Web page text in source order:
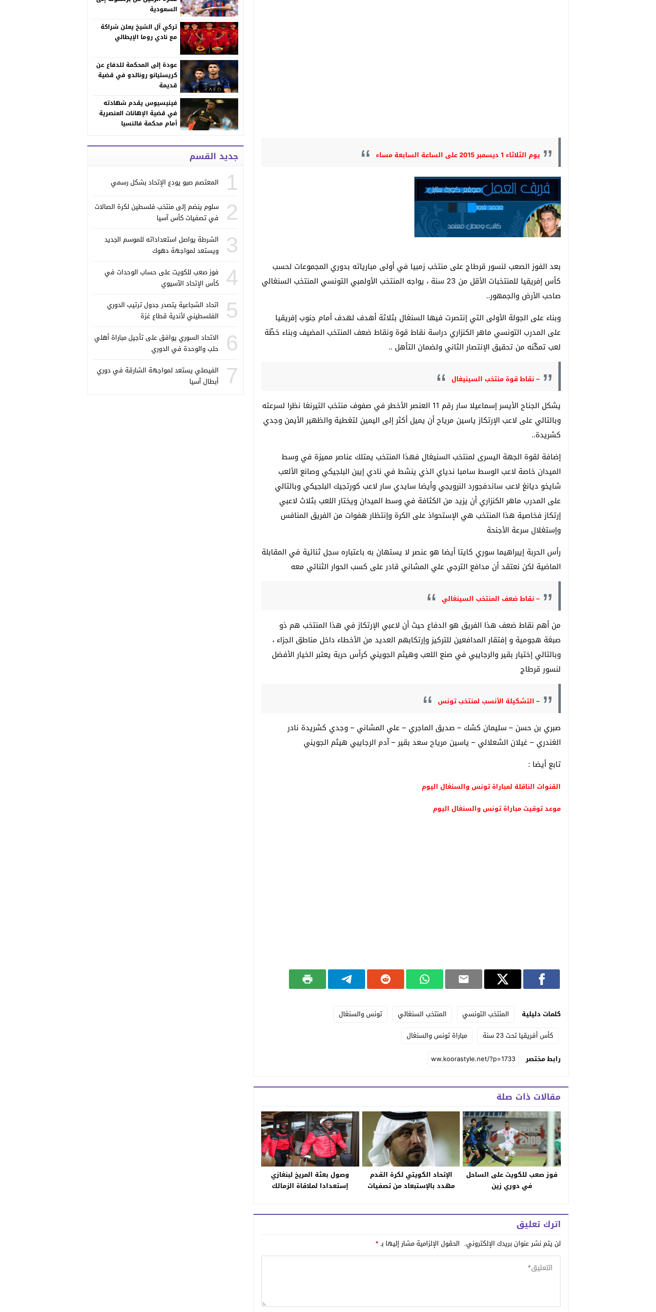
يوم الثلاثاء 1 ديسمبر 2015 على الساعة السابعة مساء
بعد الفوز الصعب لنسور قرطاج على منتخب زمبيا في أولى مبارياته بدوري المجموعات لحسب
كأس إفريقيا للمنتخبات الأقل من 23 سنة ، يواجه المنتخب الأولمبي التونسي المنتخب السنغالي
صاحب الأرض والجمهور..
وبناء على الجولة الأولى التي إنتصرت فيها السنغال بثلاثة أهدف لهدف أمام جنوب إفريقيا
على المدرب التونسي ماهر الكنزاري دراسة نقاط قوة ونقاط ضعف المنتخب المضيف وبناء خطّة
لعب تمكّنه من تحقيق الإنتصار الثاني ولضمان التأهل ..
– نقاط قوة منتخب السينيغال
يشكل الجناح الأيسر إسماعيلا سار رقم 11 العنصر الأخطر في صفوف منتخب التيرنغا نظرا لسرعته
وبالتالي على لاعب الإرتكاز ياسين مرياح أن يميل أكثر إلى اليمين لتغطية والظهير الأيمن وجدي
كشريدة..
إضافة لقوة الجهة اليسرى لمنتخب السنيغال فهذا المنتخب يمتلك عناصر مميزة في وسط
الميدان خاصة لاعب الوسط سامبا ندياي الذي ينشط في نادي إيبن البلجيكي وصانع الألعب
شايخو ديانغ لاعب ساندفجورد النرويجي وأيضا سايدي سار لاعب كورتجيك البلجيكي وبالتالي
على المدرب ماهر الكنزاري أن يزيد من الكثافة في وسط الميدان ويختار اللعب بثلاث لاعبي
إرتكاز فخاصية هذا المنتخب هي الإستحواذ على الكرة وإنتظار هفوات من الفريق المنافس
وإستغلال سرعة الأجنحة
رأس الحربة إيبراهيما سوري كايتا أيضا هو عنصر لا يستهان به باعتباره سجل ثنائية في المقابلة
الماضية لكن نعتقد أن مدافع الترجي علي المشاني قادر على كسب الحوار الثنائي معه
– نقاط ضعف المنتخب السينغالي
من أهم نقاط ضعف هذا الفريق هو الدفاع حيث أن لاعبي الإرتكاز في هذا المنتخب هم ذو
صبغة هجومية و إفتقار المدافعين للتركيز وإرتكابهم العديد من الأخطاء داخل مناطق الجزاء ،
وبالتالي إختيار بقير والرجايبي في صنع اللعب وهيثم الجويني كرأس حربة يعتبر الخيار الأفضل
لنسور قرطاج
– التشكيلة الأنسب لمنتخب تونس
صبري بن حسن – سليمان كشك – صديق الماجري – علي المشاني – وجدي كشريدة نادر
الغندري – غيلان الشعلالي – ياسين مرياح سعد بقير – آدم الرجايبي هيثم الجويني
تابع أيضا :
القنوات الناقلة لمباراة تونس والسنغال اليوم
موعد توقيت مباراة تونس والسنغال اليوم
كلمات دليلية المنتخب التونسي المنتخب السنغالي
تونس والسنغال
كأس أفريقيا تحت 23 سنة
مباراة تونس والسنغال
رابط مختصر
مقالات ذات صلة
فوز صعب للكويت على الساحل
في دوري زين
الإتحاد الكويتي لكرة القدم
مهدد بالإستبعاد من تصفيات
وصول بعثة المريخ لبنغازي
إستعدادا لملاقاة الزمالك
اترك تعليق
لن يتم نشر عنوان بريدك الإلكتروني. الحقول الإلزامية مشار إليها بـ*
السعودية
تركي آل الشيخ يعلن شراكة
مع نادي روما الإيطالي
عودة إلى المحكمة للدفاع عن
كريستيانو رونالدو في قضية
قديمة
فينيسيوس يقدم شهادته
في قضية الإهانات العنصرية
أمام محكمة فالنسيا
جديد القسم
1 المعتصم صبو يودع الإتحاد بشكل رسمي
2
سلوم ينضم إلى منتخب فلسطين لكرة الصالات
في تصفيات كأس آسيا
3
الشرطة يواصل استعداداته للموسم الجديد
ويستعد لمواجهة دهوك
4
فوز صعب للكويت على حساب الوحدات في
كأس الإتحاد الآسيوي
5
اتحاد الشجاعية يتصدر جدول ترتيب الدوري
الفلسطيني لأندية قطاع غزة
6
الاتحاد السوري يوافق على تأجيل مباراة أهلي
حلب والوحدة في الدوري
7
الفيصلي يستعد لمواجهة الشارقة في دوري
أبطال آسيا